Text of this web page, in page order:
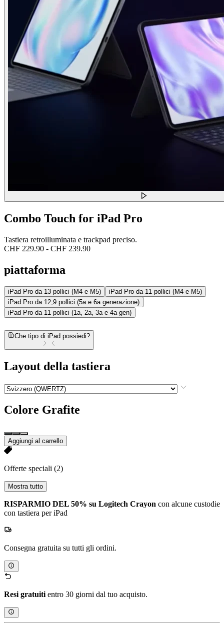
Combo Touch for iPad Pro
Tastiera retroilluminata e trackpad preciso.
CHF 229.90 - CHF 239.90
piattaforma
iPad Pro da 13 pollici (M4 e M5)
iPad Pro da 11 pollici (M4 e M5)
iPad Pro da 12,9 pollici (5a e 6a generazione)
iPad Pro da 11 pollici (1a, 2a, 3a e 4a gen)
Che tipo di iPad possiedi?
Layout della tastiera
Colore Grafite
Aggiungi al carrello
Offerte speciali (2)
Mostra tutto
RISPARMIO DEL 50% su Logitech Crayon con alcune custodie
con tastiera per iPad
Consegna gratuita su tutti gli ordini.
Resi gratuiti entro 30 giorni dal tuo acquisto.